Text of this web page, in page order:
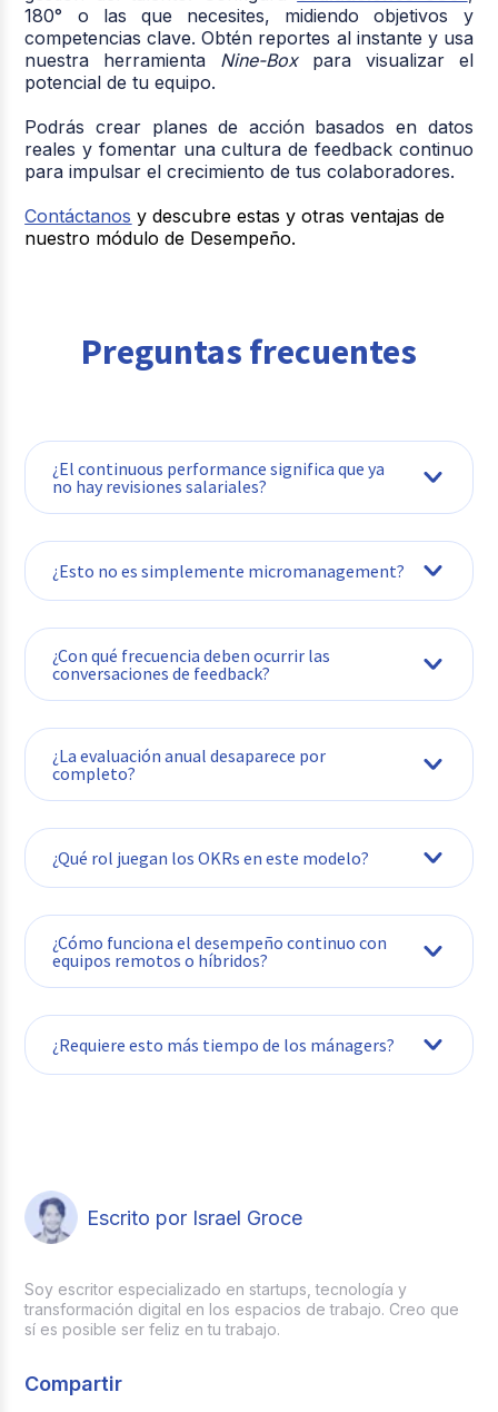
180° o las que necesites, midiendo objetivos y
competencias clave. Obtén reportes al instante y usa
nuestra herramienta Nine-Box para visualizar el
potencial de tu equipo.
Podrás crear planes de acción basados en datos
reales y fomentar una cultura de feedback continuo
para impulsar el crecimiento de tus colaboradores.
Contáctanos y descubre estas y otras ventajas de
nuestro módulo de Desempeño.
Preguntas frecuentes
¿El continuous performance significa que ya
no hay revisiones salariales?
¿Esto no es simplemente micromanagement?
cómo
continuous performance
porqué
¿Con qué frecuencia deben ocurrir las
conversaciones de feedback?
¿La evaluación anual desaparece por
completo?
¿Qué rol juegan los OKRs en este modelo?
¿Cómo funciona el desempeño continuo con
equipos remotos o híbridos?
¿Requiere esto más tiempo de los mánagers?
Escrito por Israel Groce
Soy escritor especializado en startups, tecnología y
transformación digital en los espacios de trabajo. Creo que
sí es posible ser feliz en tu trabajo.
Compartir